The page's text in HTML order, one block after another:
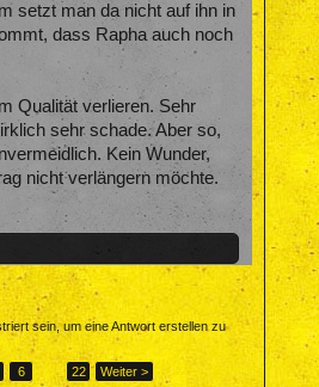
setzt man da nicht auf ihn in
dass Rapha auch noch
Qualität verlieren. Sehr
sehr schade. Aber so,
Kein Wunder,
nicht verlängern möchte.
sein, um eine Antwort erstellen zu
6 → 22 Weiter >